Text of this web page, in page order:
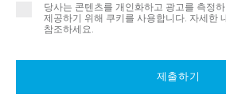
당사는 콘텐츠를 개인화하고 광고를 측정
제공하기 위해 쿠키를 사용합니다. 자세한
참조하세요.
제출하기